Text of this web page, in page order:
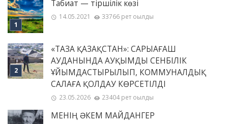
Табиғат — тіршілік көзі
14.05.2021 33766 рет оқылды
«ТАЗА ҚАЗАҚСТАН»: САРЫАҒАШ
АУДАНЫНДА АУҚЫМДЫ СЕНБІЛІК
ҰЙЫМДАСТЫРЫЛЫП, КОММУНАЛДЫҚ
САЛАҒА ҚОЛДАУ КӨРСЕТІЛДІ
23.05.2026 23404 рет оқылды
МЕНІҢ ƏКЕМ МАЙДАНГЕР